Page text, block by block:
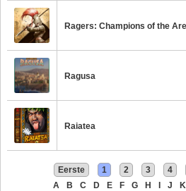
Ragers: Champions of the
Ragusa
Raiatea
Eerste 1 2 3 4
A
B C D E F G H J K